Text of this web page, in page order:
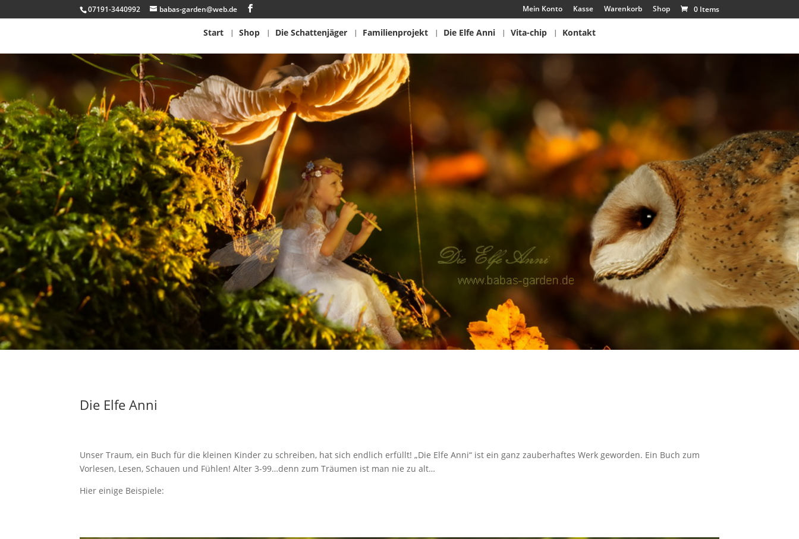
07191-3440992 babas-garden@web.de Mein Konto Kasse Warenkorb Shop 0 Items
Start Shop Die Schattenjäger Familienprojekt Die Elfe Anni Vita-chip Kontakt
Die Elfe Anni
Unser Traum, ein Buch für die kleinen Kinder zu schreiben, hat sich endlich erfüllt! „Die Elfe Anni“ ist ein ganz zauberhaftes Werk geworden. Ein Buch zum
Vorlesen, Lesen, Schauen und Fühlen! Alter 3-99…denn zum Träumen ist man nie zu alt…
Hier einige Beispiele: